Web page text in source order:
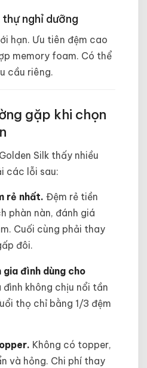
nghỉ dưỡng
hạn. Ưu tiên đệm cao
memory foam. Có thể
cầu riêng.
gặp khi chọn
Silk thấy nhiều
các lỗi sau:
rẻ nhất. Đệm rẻ tiền
phàn nàn, đánh giá
Cuối cùng phải thay
đôi.
gia đình dùng cho
không chịu nổi tần
thọ chỉ bằng 1/3 đệm
Không có topper,
và hỏng. Chi phí thay